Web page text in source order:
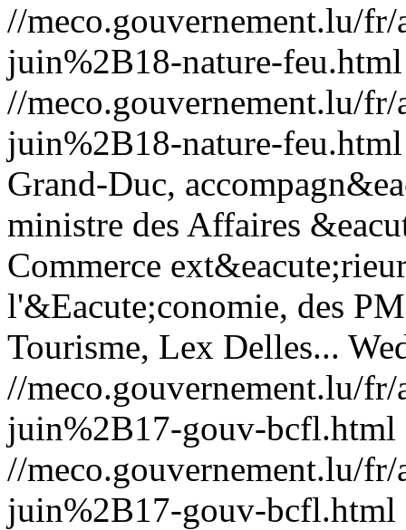
//meco.gouvernement.lu/
juin%2B18-nature-feu.html
//meco.gouvernement.lu/
juin%2B18-nature-feu.html
Grand-Duc,
ministre des Affaires
Commerce
l'&Eacute;conomie, des
Tourisme, Lex Delles...
//meco.gouvernement.lu/
juin%2B17-gouv-bcfl.html
//meco.gouvernement.lu/
juin%2B17-gouv-bcfl.html